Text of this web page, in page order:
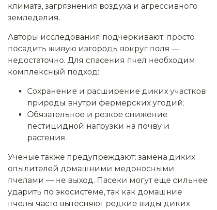
климата, загрязнения воздуха и агрессивного
земледелия.
Авторы исследования подчеркивают: просто
посадить живую изгородь вокруг поля —
недостаточно. Для спасения пчел необходим
комплексный подход:
Сохранение и расширение диких участков
природы внутри фермерских угодий;
Обязательное и резкое снижение
пестицидной нагрузки на почву и
растения.
Ученые также предупреждают: замена диких
опылителей домашними медоносными
пчелами — не выход. Пасеки могут еще сильнее
ударить по экосистеме, так как домашние
пчелы часто вытесняют редкие виды диких